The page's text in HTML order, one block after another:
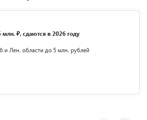
₽, сдаются в 2026 году
и Лен. области до 5 млн. рублей